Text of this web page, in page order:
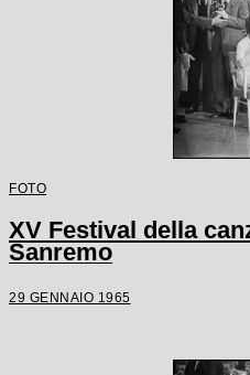
FOTO
XV Festival della
Sanremo
29 GENNAIO 1965